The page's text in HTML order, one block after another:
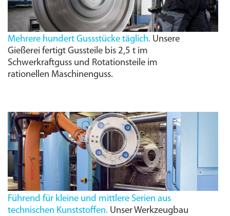
Mehrere hundert Gussstücke täglich. Unsere
Gießerei fertigt Gussteile bis 2,5 t im
Schwerkraftguss und Rotationsteile im
rationellen Maschinenguss.
Führend für kleine und mittlere Serien aus
technischen Kunststoffen. Unser Werkzeugbau